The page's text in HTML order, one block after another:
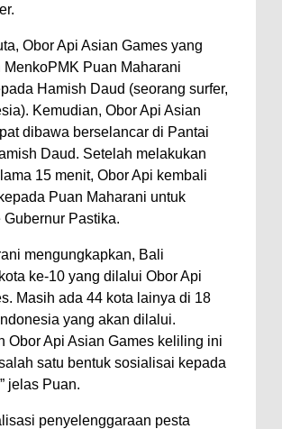
Obor Api Asian Games yang
Puan Maharani
Hamish Daud (seorang surfer,
Kemudian, Obor Api Asian
dibawa berselancar di Pantai
Daud. Setelah melakukan
15 menit, Obor Api kembali
Puan Maharani untuk
Pastika.
mengungkapkan, Bali
ke-10 yang dilalui Obor Api
Masih ada 44 kota lainya di 18
yang akan dilalui.
Obor Api Asian Games keliling ini
satu bentuk sosialisai kepada
jelas Puan.
penyelenggaraan pesta